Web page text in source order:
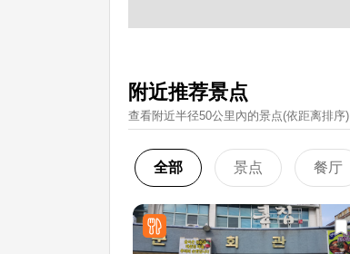
附近推荐景点
查看附近半径50公里內的景点(依距离排序)
全部 景点 餐厅